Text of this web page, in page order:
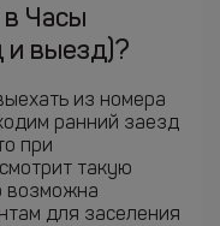
в Часы
и выезд)?
из номера
ранний заезд
при
такую
возможна
для заселения